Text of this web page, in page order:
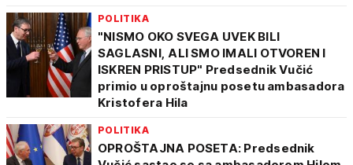
POLITIKA
"NISMO OKO SVEGA UVEK BILI
SAGLASNI, ALI SMO IMALI OTVOREN I
ISKREN PRISTUP" Predsednik Vučić
primio u oproštajnu posetu ambasadora
Kristofera Hila
POLITIKA
OPROŠTAJNA POSETA: Predsednik